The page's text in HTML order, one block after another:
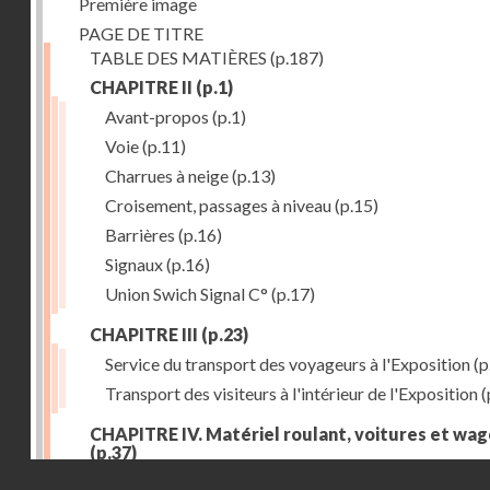
PAGE DE TITRE
TABLE DES MATIÈRES (p.187)
CHAPITRE II (p.1)
Avant-propos (p.1)
Voie(p.11)
Charrues à neige(p.13)
Croisement, passages à niveau(p.15)
Barrières (p.16)
Signaux(p.16)
Union Swich Signal C° (p.17)
CHAPITRE III (p.23)
Service du transport des voyageurs à l'Exposition
Transport des visiteurs à l'intérieur de l'Exposition
CHAPITRE IV. Matériel roulant, voitures et
(p.37)